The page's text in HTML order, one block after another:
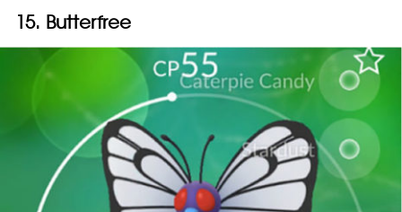
15. Butterfree